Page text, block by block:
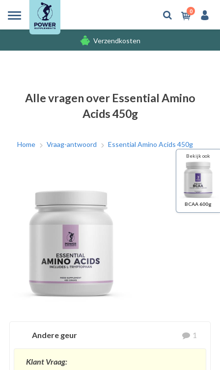
0
Verzendkosten
Alle vragen over Essential Amino
Acids 450g
Home Vraag-antwoord Essential Amino Acids 450g
Andere geur 1
Klant Vraag:
Bekijk ook
BCAA 600g